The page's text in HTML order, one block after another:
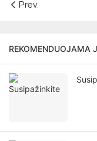
Prev.
REKOMENDUOJAMA